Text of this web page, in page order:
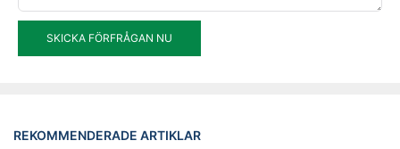
SKICKA FÖRFRÅGAN NU
REKOMMENDERADE ARTIKLAR